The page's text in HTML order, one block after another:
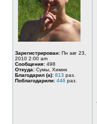
Зарегистрирован: Пн авг 23,
2010 2:00 am
Сообщения: 498
Откуда: Сумы, Химик
Благодарил (а): 813 раз.
Поблагодарили: 446 раз.